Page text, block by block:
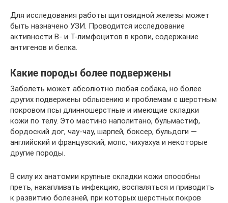
Для исследования работы щитовидной железы может
быть назначено УЗИ. Проводится исследование
активности В- и Т-лимфоцитов в крови, содержание
антигенов и белка.
Какие породы более подвержены
Заболеть может абсолютно любая собака, но более
других подвержены облысению и проблемам с шерстным
покровом псы длинношерстные и имеющие складки
кожи по телу. Это мастино наполитано, бульмастиф,
бордоский дог, чау-чау, шарпей, боксер, бульдоги —
английский и французский, мопс, чихуахуа и некоторые
другие породы.
В силу их анатомии крупные складки кожи способны
преть, накапливать инфекцию, воспаляться и приводить
к развитию болезней, при которых шерстных покров